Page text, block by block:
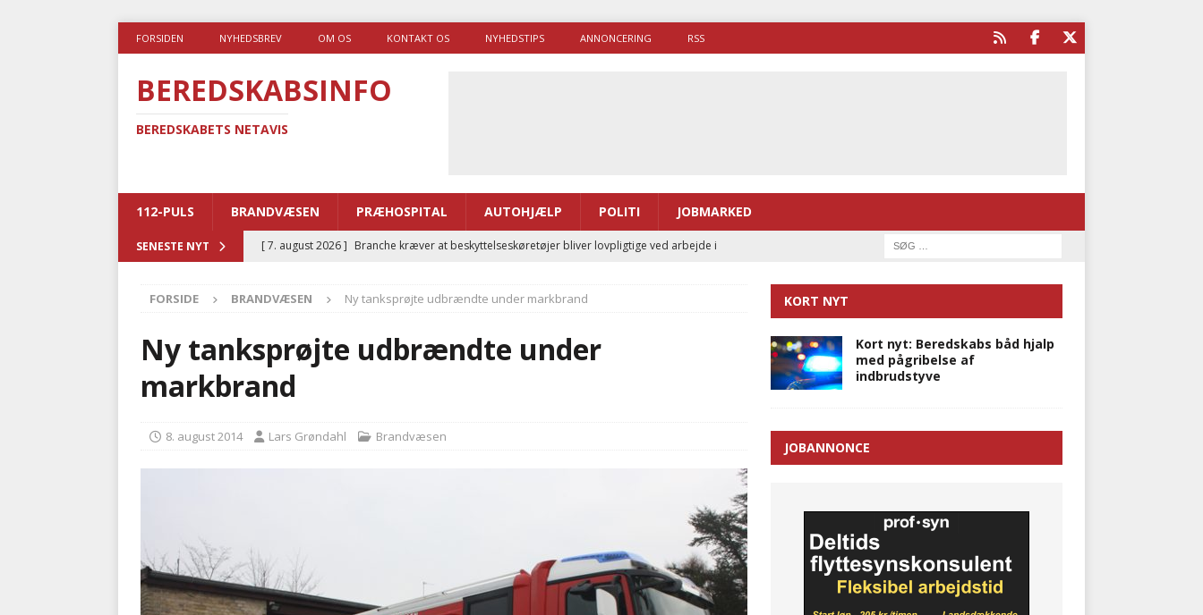
FORSIDEN NYHEDSBREV OM OS KONTAKT OS NYHEDSTIPS ANNONCERING RSS
BEREDSKABSINFO
BEREDSKABETS NETAVIS
112-PULS BRANDVÆSEN PRÆHOSPITAL AUTOHJÆLP POLITI JOBMARKED
SENESTE NYT [ 7. august 2026 ] Branche kræver at beskyttelseskøretøjer bliver lovpligtige ved arbejde i
[ 6. august 2026 ] Brandvæsenernes gennemsnitlige responstid steg med 9 sekunder i 2025
BRANDVÆSEN
[ 5. august 2026 ]
i det offentlige
Ny ambulance og el-sygetransportvogn til Samsø
FORSIDE BRANDVÆSEN Ny tanksprøjte udbrændte under markbrand
Ny tanksprøjte udbrændte under
markbrand
8. august 2014 Lars Grøndahl Brandvæsen
KORT NYT
Kort nyt: Beredskabs båd hjalp
med pågribelse af
indbrudstyve
JOBANNONCE